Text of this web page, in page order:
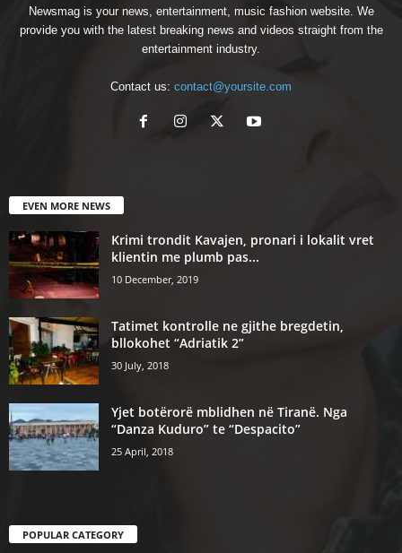
Newsmag is your news, entertainment, music fashion website. We
provide you with the latest breaking news and videos straight from the
entertainment industry.
Contact us: contact@yoursite.com
EVEN MORE NEWS
Krimi trondit Kavajen, pronari i lokalit vret
klientin me plumb pas...
10 December, 2019
Tatimet kontrolle ne gjithe bregdetin,
bllokohet “Adriatik 2”
30 July, 2018
Yjet botërorë mblidhen në Tiranë. Nga
“Danza Kuduro” te “Despacito”
25 April, 2018
POPULAR CATEGORY